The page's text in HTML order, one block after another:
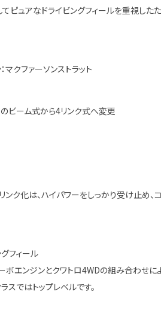
ピュアなドライビングフィールを重視したた
マクファーソンストラット
のビーム式から4リンク式へ変更
ンク化は、ハイパワーをしっかり受け止め
フィール
ボエンジンとクワトロ4WDの組み合わせ
スではトップレベルです。